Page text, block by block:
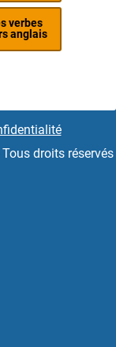
verbes
anglais
droits réservés